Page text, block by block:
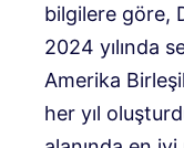
bilgilere göre,
2024 yılında
Amerika
her yıl